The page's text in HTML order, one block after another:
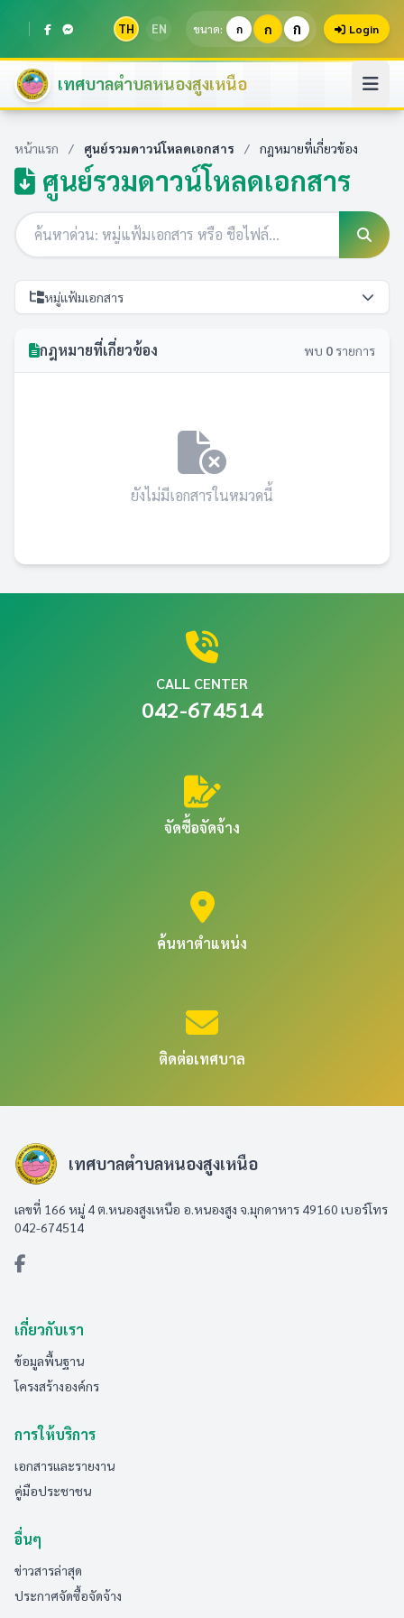
TH EN ขนาด: ก ก ก Login
เทศบาลตำบลหนองสูงเหนือ
หน้าแรก / ศูนย์รวมดาวน์โหลดเอกสาร / กฎหมายที่เกี่ยวข้อง
ศูนย์รวมดาวน์โหลดเอกสาร
หมู่แฟ้มเอกสาร
กฎหมายที่เกี่ยวข้อง พบ 0 รายการ
ยังไม่มีเอกสารในหมวดนี้
CALL CENTER
042-674514
จัดซื้อจัดจ้าง
ค้นหาตำแหน่ง
ติดต่อเทศบาล
เทศบาลตำบลหนองสูงเหนือ
เลขที่ 166 หมู่ 4 ต.หนองสูงเหนือ อ.หนองสูง จ.มุกดาหาร 49160 เบอร์โทร
042-674514
เกี่ยวกับเรา
ข้อมูลพื้นฐาน
โครงสร้างองค์กร
การให้บริการ
เอกสารและรายงาน
คู่มือประชาชน
อื่นๆ
ข่าวสารล่าสุด
ประกาศจัดซื้อจัดจ้าง